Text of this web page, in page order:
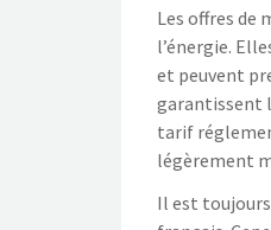
Les offres de
l’énergie.
et peuvent
garantissent
tarif
légèrement
Il est toujours